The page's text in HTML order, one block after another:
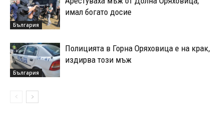
България
имал богато досие
България
Полицията в Горна Оряховица е на крак,
издирва този мъж